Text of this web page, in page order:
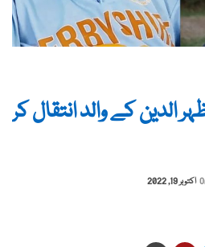
الدین کے والد انتقال کر
اکتوبر 19, 2022